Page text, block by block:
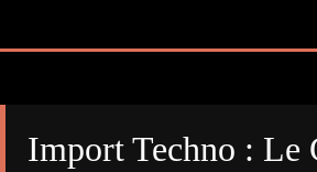
Import Techno : Le